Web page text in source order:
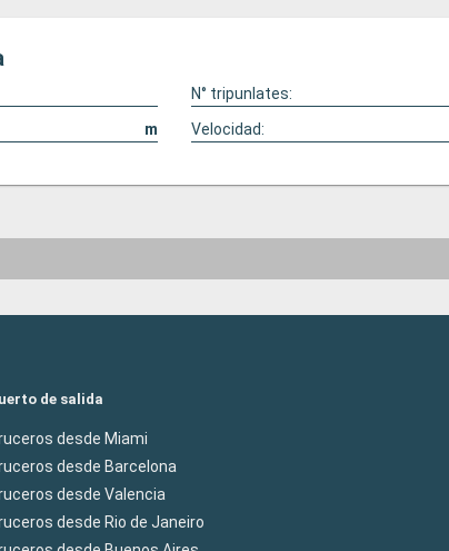
N° tripunlates:
m Velocidad:
de salida
desde Miami
desde Barcelona
desde Valencia
desde Rio de Janeiro